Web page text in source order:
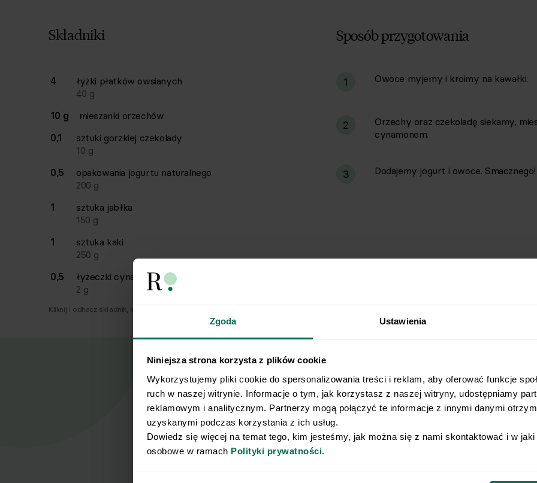
Zgoda Ustawienia
Niniejsza strona korzysta z plików cookie
Wykorzystujemy pliki cookie do spersonalizowania treści i reklam, aby oferować funkcje
ruch w naszej witrynie. Informacje o tym, jak korzystasz z naszej witryny, udostępniamy
reklamowym i analitycznym. Partnerzy mogą połączyć te informacje z innymi danymi
uzyskanymi podczas korzystania z ich usług.
Dowiedz się więcej na temat tego, kim jesteśmy, jak można się z nami skontaktować i w
osobowe w ramach Polityki prywatności.
Składniki
Lista składników przepisu z ilościami i wagami
Ilość Składnik
4 łyżki płatków owsianych
40 g
10 g
mieszanki orzechów
0,1
sztuki gorzkiej czekolady
10 g
0,5
opakowania jogurtu naturalnego
200 g
1
sztuka jabłka
150 g
1
sztuka kaki
250 g
0,5
łyżeczki cynamonu
2 g
Kliknij i odhacz składnik, który już masz.
Sposób przygotowania
1 Owoce myjemy i kroimy na kawałki.
2
Orzechy oraz czekoladę siekamy,
cynamonem.
3 Dodajemy jogurt i owoce. Smacznego!
Wyślij przepis na e-mail
Nasze najlepsze przepisy, prosto na Twoja skrzynkę
Zapisz się do naszego Newslettera